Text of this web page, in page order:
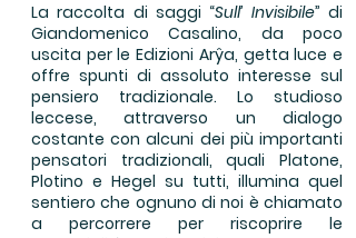
La raccolta di saggi “Sull’ Invisibile” di
Giandomenico Casalino, da poco
uscita per le Edizioni Arŷa, getta luce e
offre spunti di assoluto interesse sul
pensiero tradizionale. Lo studioso
leccese, attraverso un dialogo
costante con alcuni dei più importanti
pensatori tradizionali, quali Platone,
Plotino e Hegel su tutti, illumina quel
sentiero che ognuno di noi è chiamato
a percorrere per riscoprire le